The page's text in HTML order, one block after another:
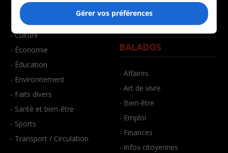
- Affaires municipales
- Communauté / Social
- Culture
- Économie
- Éducation
- Environnement
- Faits divers
- Santé et bien-être
- Sports
- Transport / Circulation
BALADOS
- Affaires
- Art de vivre
- Bien-être
- Emploi
- Finances
- Infos citoyennes
Gérer vos préférences